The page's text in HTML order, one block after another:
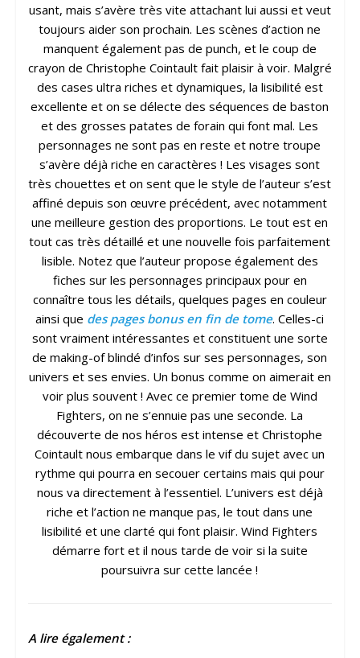
usant, mais s’avère très vite attachant lui aussi et veut
toujours aider son prochain. Les scènes d’action ne
manquent également pas de punch, et le coup de
crayon de Christophe Cointault fait plaisir à voir. Malgré
des cases ultra riches et dynamiques, la lisibilité est
excellente et on se délecte des séquences de baston
et des grosses patates de forain qui font mal. Les
personnages ne sont pas en reste et notre troupe
s’avère déjà riche en caractères ! Les visages sont
très chouettes et on sent que le style de l’auteur s’est
affiné depuis son œuvre précédent, avec notamment
une meilleure gestion des proportions. Le tout est en
tout cas très détaillé et une nouvelle fois parfaitement
lisible. Notez que l’auteur propose également des
fiches sur les personnages principaux pour en
connaître tous les détails, quelques pages en couleur
ainsi que des pages bonus en fin de tome. Celles-ci
sont vraiment intéressantes et constituent une sorte
de making-of blindé d’infos sur ses personnages, son
univers et ses envies. Un bonus comme on aimerait en
voir plus souvent ! Avec ce premier tome de Wind
Fighters, on ne s’ennuie pas une seconde. La
découverte de nos héros est intense et Christophe
Cointault nous embarque dans le vif du sujet avec un
rythme qui pourra en secouer certains mais qui pour
nous va directement à l’essentiel. L’univers est déjà
riche et l’action ne manque pas, le tout dans une
lisibilité et une clarté qui font plaisir. Wind Fighters
démarre fort et il nous tarde de voir si la suite
poursuivra sur cette lancée !
A lire également :